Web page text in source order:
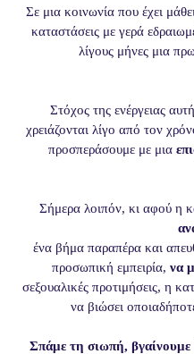
Σε μια κοινωνία που έχει
καταστάσεις με γερά
λίγους μήνες μια
Στόχος της ενέργειας
χρειάζονται λίγο από τον
προσπεράσουμε με μια
Σήμερα λοιπόν, κι αφού η
ένα βήμα παραπέρα και
προσωπική εμπειρία, να
σεξουαλικές προτιμήσεις, η
να βιώσει
Σπάμε τη σιωπή, βγαίνουμε